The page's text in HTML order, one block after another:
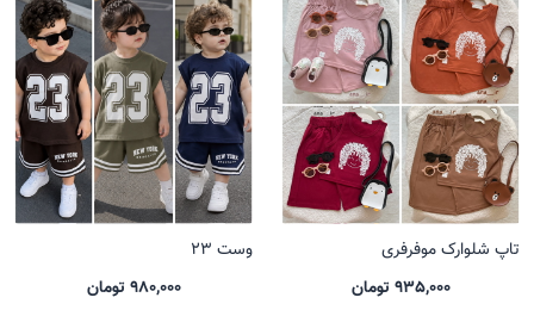
تاپ شلوارک موفرفری
935,000 تومان
وست 23
980,000 تومان